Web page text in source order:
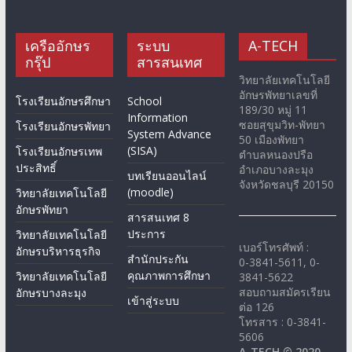
เครืออักษร
กรุ๊ป
โรงเรียนอักษรศึกษา
โรงเรียนอักษรพัทยา
โรงเรียนอักษรเทพ
ประสิทธิ์
วิทยาลัยเทคโนโลยี
อักษรพัทยา
วิทยาลัยเทคโนโลยี
อักษรบริหารธุรกิจ
วิทยาลัยเทคโนโลยี
อักษรบางละมุง
ระบบ
สารสนเทศ
School
Information
System Advance
(SISA)
บทเรียนออนไลน์
(moodle)
สารสนเทศ 8
ประการ
สำนักประกัน
คุณภาพการศึกษา
เข้าสู่ระบบ
A-TECH
วิทยาลัยเทคโนโลยี
อักษรพัทยาเลขที่
189/30 หมู่ 11
ซอยสุขุมวิท-พัทยา
50 เมืองพัทยา
ตำบลหนองปรือ
อำเภอบางละมุง
จังหวัดชลบุรี 20150
เบอร์โทรศัพท์ :
0-3841-5611, 0-
3841-5622
สอบถามสมัครเรียน
ต่อ 126
โทรสาร : 0-3841-
5606